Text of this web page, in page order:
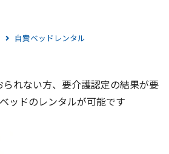
自費ベッドレンタル
れない方、要介護認定の結果が要
ッドのレンタルが可能です